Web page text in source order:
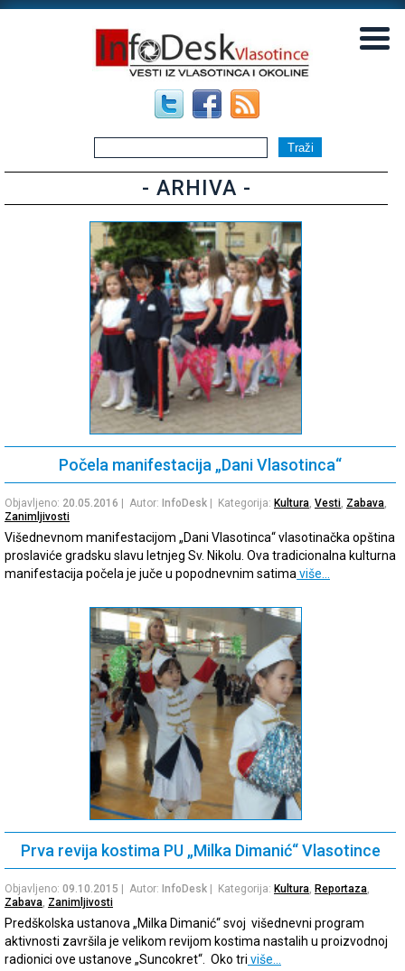
- ARHIVA -
Počela manifestacija „Dani Vlasotinca“
Objavljeno: 20.05.2016 | Autor: InfoDesk | Kategorija: Kultura, Vesti, Zabava,
Zanimljivosti
Višednevnom manifestacijom „Dani Vlasotinca“ vlasotinačka opština
proslaviće gradsku slavu letnjeg Sv. Nikolu. Ova tradicionalna kulturna
manifestacija počela je juče u popodnevnim satimaviše…
Prva revija kostima PU „Milka Dimanić“ Vlasotince
Objavljeno: 09.10.2015 | Autor: InfoDesk | Kategorija: Kultura, Reportaza,
Zabava, Zanimljivosti
Predškolska ustanova „Milka Dimanić“ svoj višednevni program
aktivnosti završila je velikom revijom kostima nastalih u proizvodnoj
radionici ove ustanove „Suncokret“. Oko tri više…